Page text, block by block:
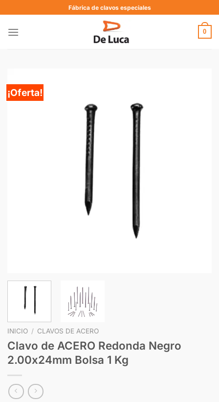
Fábrica de clavos especiales
0
¡Oferta!
INICIO / CLAVOS DE ACERO
Clavo de ACERO Redonda Negro
2.00x24mm Bolsa 1 Kg